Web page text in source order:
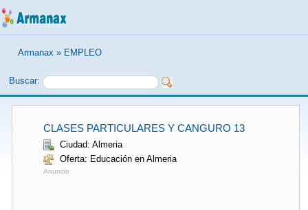
Armanax » EMPLEO
Buscar:
CLASES PARTICULARES Y CANGURO 13
Ciudad: Almeria
Oferta: Educación en Almeria
Anuncio